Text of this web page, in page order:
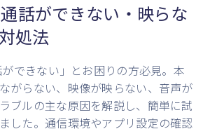
話ができない・映らな
処法
ができない」とお困りの方必見。本
がらない、映像が映らない、音声が
ブルの主な原因を解説し、簡単に試
した。通信環境やアプリ設定の確認